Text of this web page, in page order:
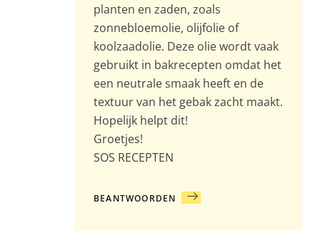
planten en zaden, zoals
zonnebloemolie, olijfolie of
koolzaadolie. Deze olie wordt vaak
gebruikt in bakrecepten omdat het
een neutrale smaak heeft en de
textuur van het gebak zacht maakt.
Hopelijk helpt dit!
Groetjes!
SOS RECEPTEN
BEANTWOORDEN